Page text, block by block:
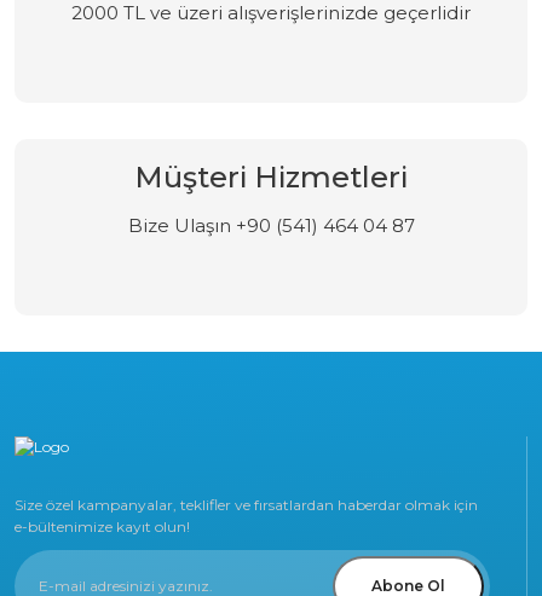
2000 TL ve üzeri alışverişlerinizde geçerlidir
Müşteri Hizmetleri
Bize Ulaşın +90 (541) 464 04 87
Size özel kampanyalar, teklifler ve fırsatlardan haberdar olmak için
e-bültenimize kayıt olun!
Abone Ol